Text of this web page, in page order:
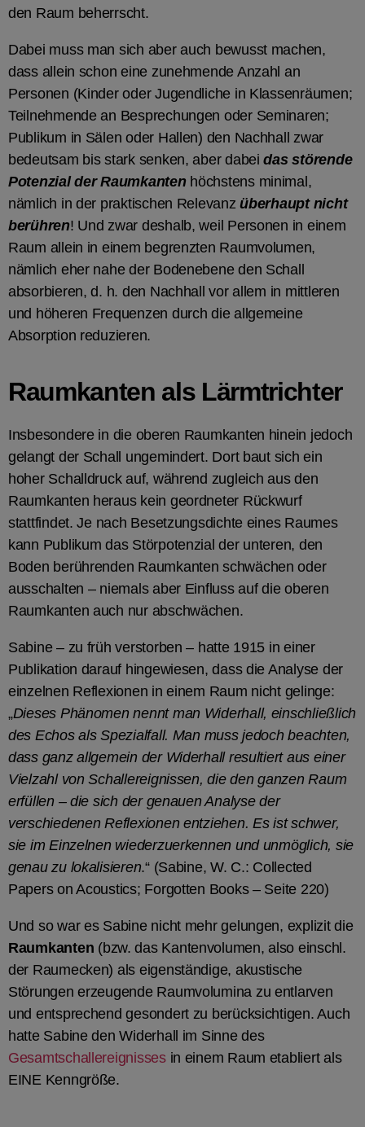
den Raum beherrscht.
Dabei muss man sich aber auch bewusst machen,
dass allein schon eine zunehmende Anzahl an
Personen (Kinder oder Jugendliche in Klassenräumen;
Teilnehmende an Besprechungen oder Seminaren;
Publikum in Sälen oder Hallen) den Nachhall zwar
bedeutsam bis stark senken, aber dabeidas störende
Potenzial der Raumkantenhöchstens minimal,
nämlich in der praktischen Relevanzüberhaupt nicht
berühren! Und zwar deshalb, weil Personen in einem
Raum allein in einem begrenzten Raumvolumen,
nämlich eher nahe der Bodenebene den Schall
absorbieren, d. h. den Nachhall vor allem in mittleren
und höheren Frequenzen durch die allgemeine
Absorption reduzieren.
Raumkanten als Lärmtrichter
Insbesondere in die oberen Raumkanten hinein jedoch
gelangt der Schall ungemindert. Dort baut sich ein
hoher Schalldruck auf, während zugleich aus den
Raumkanten heraus kein geordneter Rückwurf
stattfindet. Je nach Besetzungsdichte eines Raumes
kann Publikum das Störpotenzial der unteren, den
Boden berührenden Raumkanten schwächen oder
ausschalten – niemals aber Einfluss auf die oberen
Raumkanten auch nur abschwächen.
Sabine – zu früh verstorben – hatte 1915 in einer
Publikation darauf hingewiesen, dass die Analyse der
einzelnen Reflexionen in einem Raum nicht gelinge:
„Dieses Phänomen nennt man Widerhall, einschließlich
des Echos als Spezialfall. Man muss jedoch beachten,
dass ganz allgemein der Widerhall resultiert aus einer
Vielzahl von Schallereignissen, die den ganzen Raum
erfüllen – die sich der genauen Analyse der
verschiedenen Reflexionen entziehen. Es ist schwer,
sie im Einzelnen wiederzuerkennen und unmöglich, sie
genau zu lokalisieren.“ (Sabine, W. C.: Collected
Papers on Acoustics; Forgotten Books – Seite 220)
Und so war es Sabine nicht mehr gelungen, explizit die
Raumkanten (bzw. das Kantenvolumen, also einschl.
der Raumecken) als eigenständige, akustische
Störungen erzeugende Raumvolumina zu entlarven
und entsprechend gesondert zu berücksichtigen. Auch
hatte Sabine den Widerhall im Sinne des
Gesamtschallereignissesin einem Raum etabliert als
EINE Kenngröße.